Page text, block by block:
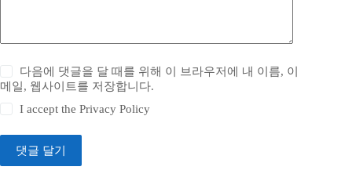
다음에 댓글을 달 때를 위해 이 브라우저에 내 이름, 이
메일, 웹사이트를 저장합니다.
I accept thePrivacy Policy
댓글 달기